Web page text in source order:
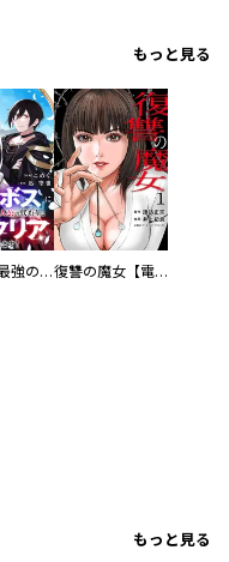
もっと見る
ゲーム内最強の『裏ボス』に転生したので、主人公の代わりに最速クリアを目指します！【電子単行本版】 復讐の魔女【電子単行本版】
もっと見る